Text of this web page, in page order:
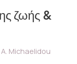
ζωής &
Michaelidou